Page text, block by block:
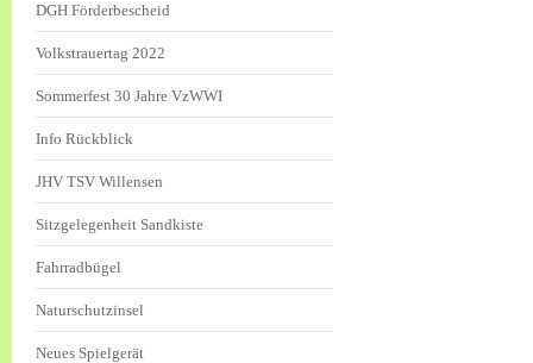
DGH Förderbescheid
Volkstrauertag 2022
Sommerfest 30 Jahre VzWWI
Info Rückblick
JHV TSV Willensen
Sitzgelegenheit Sandkiste
Fahrradbügel
Naturschutzinsel
Neues Spielgerät